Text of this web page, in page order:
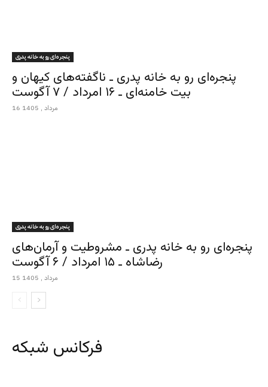
پنجره‌ای رو به خانه پدری
پنجره‌ای رو به خانه پدری ـ ناگفته‌های کیهان و
بیت خامنه‌ای ـ ۱۶ امرداد / ۷ آگوست
16 مرداد , 1405
پنجره‌ای رو به خانه پدری
پنجره‌ای رو به خانه پدری ـ مشروطیت و آرمان‌های
رضاشاه ـ ۱۵ امرداد / ۶ آگوست
15 مرداد , 1405
فرکانس شبکه